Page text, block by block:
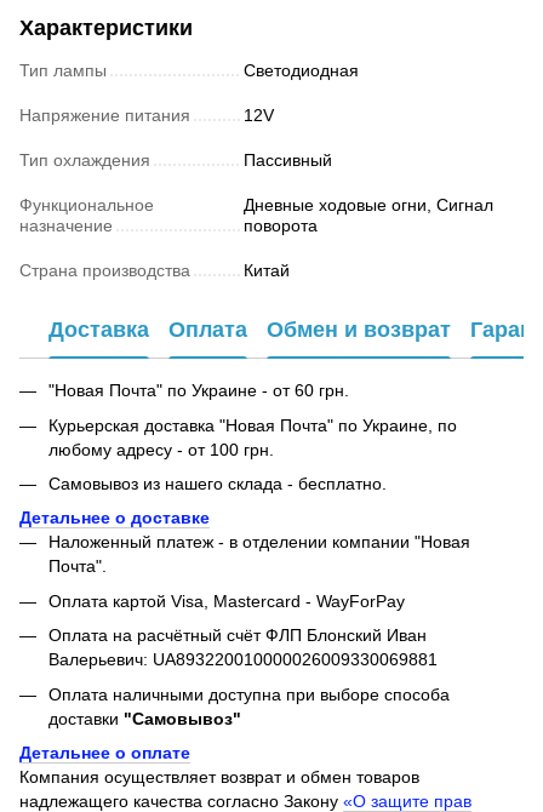
Характеристики
Тип лампы Светодиодная
Напряжение питания 12V
Тип охлаждения Пассивный
Функциональное
назначение
Дневные ходовые огни, Сигнал
поворота
Страна производства Китай
Доставка Оплата Обмен и возврат
"Новая Почта" по Украине - от 60 грн.
Курьерская доставка "Новая Почта" по Украине, по
любому адресу - от 100 грн.
Самовывоз из нашего склада - бесплатно.
Детальнее о доставке
Наложенный платеж - в отделении компании "Новая
Почта".
Оплата картой Visa, Mastercard - WayForPay
Оплата на расчётный счёт ФЛП Блонский Иван
Валерьевич: UA893220010000026009330069881
Оплата наличными доступна при выборе способа
доставки "Самовывоз"
Детальнее о оплате
Компания осуществляет возврат и обмен товаров
надлежащего качества согласно Закону «О защите прав